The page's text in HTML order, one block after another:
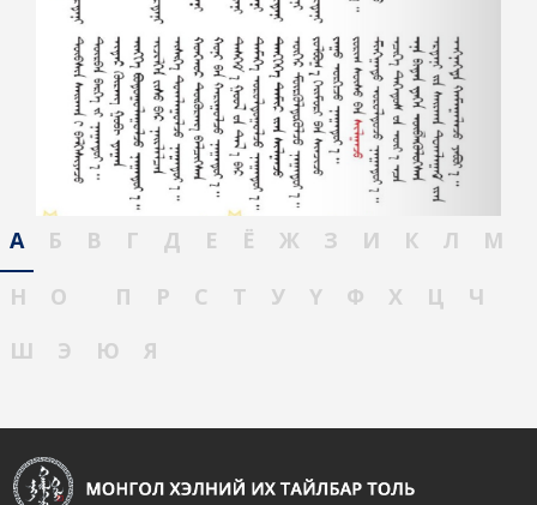
А Б В Г Д Е Ё Ж З И К Л
М
Н
О П Р С Т У Ү Ф Х Ц
Ч
Ш
Э Ю Я